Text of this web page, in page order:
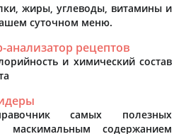
жиры, углеводы, витамины и
суточном меню.
анализатор рецептов
и химический состав
самых полезных
маскимальным содержанием